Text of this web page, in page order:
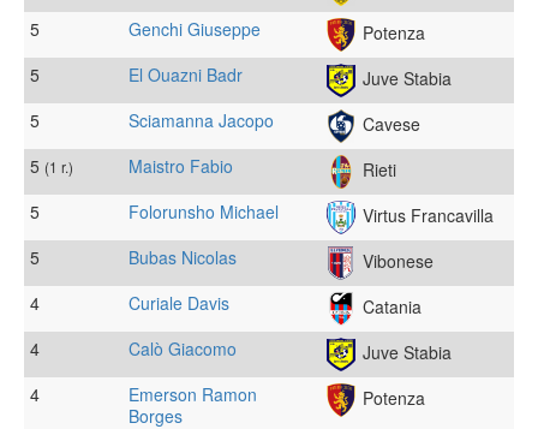
5
Genchi Giuseppe
Potenza
5
El Ouazni Badr
Juve Stabia
5
Sciamanna Jacopo
Cavese
5 (1 r.) Maistro Fabio
Rieti
5
Folorunsho Michael
Virtus Francavilla
5
Bubas Nicolas
Vibonese
4
Curiale Davis
Catania
4
Calò Giacomo
Juve Stabia
4
Emerson Ramon
Borges
Potenza